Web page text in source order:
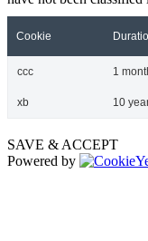
Cookie
ccc 1
xb 10
SAVE & ACCEPT
Powered by